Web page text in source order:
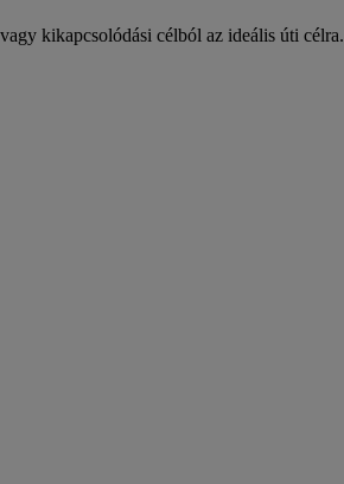
kikapcsolódási célból az ideális úti célra.